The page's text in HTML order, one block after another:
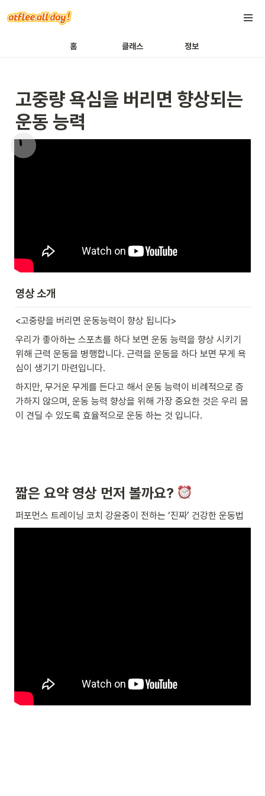
홈 클래스 정보
고중량 욕심을 버리면 향상되는
운동 능력
영상 소개
<고중량을 버리면 운동능력이 향상 됩니다>
우리가 좋아하는 스포츠를 하다 보면 운동 능력을 향상 시키기
위해 근력 운동을 병행합니다. 근력을 운동을 하다 보면 무게 욕
심이 생기기 마련입니다.
하지만, 무거운 무게를 든다고 해서 운동 능력이 비례적으로 증
가하지 않으며, 운동 능력 향상을 위해 가장 중요한 것은 우리 몸
이 견딜 수 있도록 효율적으로 운동 하는 것 입니다.
짧은 요약 영상 먼저 볼까요?
퍼포먼스 트레이닝 코치 강윤중이 전하는 ‘진짜’ 건강한 운동법